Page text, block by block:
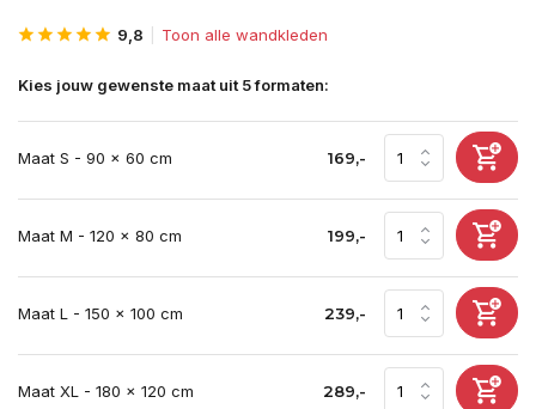
9,8 Toon alle wandkleden
Kies jouw gewenste maat uit 5 formaten:
Maat S - 90 x 60 cm 169,-
Maat M - 120 x 80 cm 199,-
Maat L - 150 x 100 cm 239,-
Maat XL - 180 x 120 cm 289,-